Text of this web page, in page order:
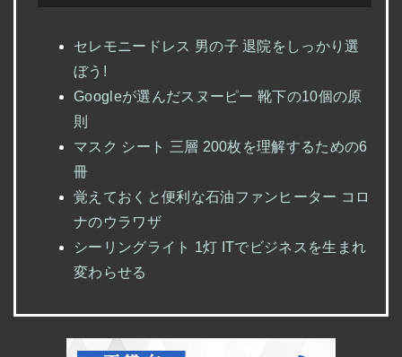
セレモニードレス 男の子 退院をしっかり選
ぼう!
Googleが選んだスヌーピー 靴下の10個の原
則
マスク シート 三層 200枚を理解するための6
冊
覚えておくと便利な石油ファンヒーター コロ
ナのウラワザ
シーリングライト 1灯 ITでビジネスを生まれ
変わらせる